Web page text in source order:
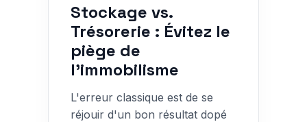
Stockage vs.
Trésorerie : Évitez le
piège de
l'immobilisme
L'erreur classique est de se
réjouir d'un bon résultat dopé